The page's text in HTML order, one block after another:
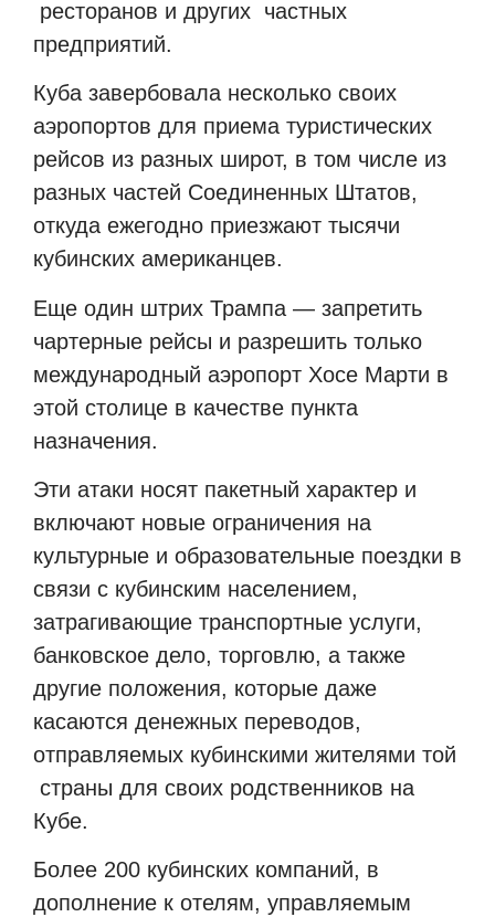
ресторанов и других частных
предприятий.
Куба завербовала несколько своих
аэропортов для приема туристических
рейсов из разных широт, в том числе из
разных частей Соединенных Штатов,
откуда ежегодно приезжают тысячи
кубинских американцев.
Еще один штрих Трампа — запретить
чартерные рейсы и разрешить только
международный аэропорт Хосе Марти в
этой столице в качестве пункта
назначения.
Эти атаки носят пакетный характер и
включают новые ограничения на
культурные и образовательные поездки в
связи с кубинским населением,
затрагивающие транспортные услуги,
банковское дело, торговлю, а также
другие положения, которые даже
касаются денежных переводов,
отправляемых кубинскими жителями той
страны для своих родственников на
Кубе.
Более 200 кубинских компаний, в
дополнение к отелям, управляемым